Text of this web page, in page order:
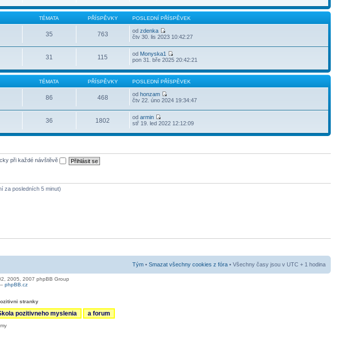
TÉMATA PŘÍSPĚVKY POSLEDNÍ PŘÍSPĚVEK
35 763 odzdenka
čtv 30. lis 2023 10:42:27
31 115 od Monyska1
pon 31. bře 2025 20:42:21
TÉMATA PŘÍSPĚVKY POSLEDNÍ PŘÍSPĚVEK
86 468 odhonzam
čtv 22. úno 2024 19:34:47
36 1802 odarmin
stř 19. led 2022 12:12:09
při každé návštěvě
za posledních 5 minut)
Tým • Smazat všechny cookies z fóra • Všechny časy jsou v UTC + 1 hodina
2005, 2007 phpBB Group
phpBB.cz
stranky
pozitivneho myslenia a forum